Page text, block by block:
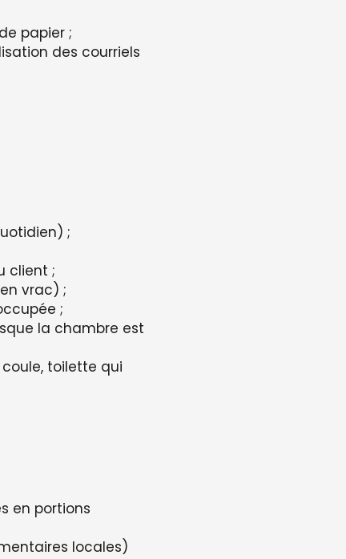
papier ;
des courriels
;
client ;
vrac) ;
;
la chambre est
toilette qui
en portions
locales)